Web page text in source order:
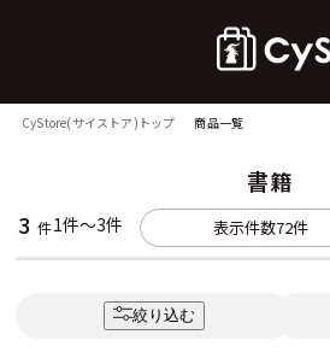
CyStore(サイストア)トップ 商品一覧
書籍
3 件1件～3件 表示件数72件
絞り込む